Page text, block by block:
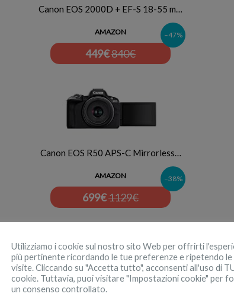
Canon EOS 2000D + EF-S 18-55 m…
AMAZON
449€840€
–47%
Canon EOS R50 APS-C Mirrorless…
AMAZON
699€1129€
–38%
Canon EOS
Utilizziamo i cookie sul nostro sito Web per offrirti
più pertinente ricordando le tue preferenze e ripetendo le
visite. Cliccando su "Accetta tutto", acconsenti all'uso di
cookie. Tuttavia, puoi visitare "Impostazioni cookie" per
un consenso controllato.